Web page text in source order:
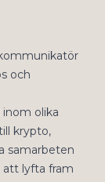
och
olika
krypto,
samarbeten
att lyfta fram